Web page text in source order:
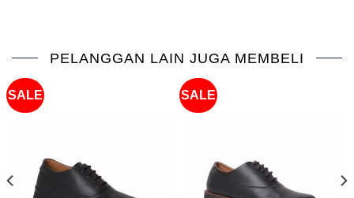
PELANGGAN LAIN JUGA MEMBELI
SALE SALE